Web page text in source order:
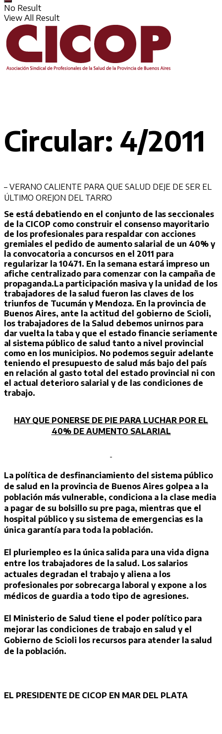
No Result
View All Result
Circular: 4/2011
– VERANO CALIENTE PARA QUE SALUD DEJE DE SER EL
ÚLTIMO OREJON DEL TARRO
Se está debatiendo en el conjunto de las seccionales
de la CICOP como construir el consenso mayoritario
de los profesionales para respaldar con acciones
gremiales el pedido de aumento salarial de un 40% y
la convocatoria a concursos en el 2011 para
regularizar la 10471. En la semana estará impreso un
afiche centralizado para comenzar con la campaña de
propaganda.La participación masiva y la unidad de los
trabajadores de la salud fueron las claves de los
triunfos de Tucumán y Mendoza. En la provincia de
Buenos Aires, ante la actitud del gobierno de Scioli,
los trabajadores de la Salud debemos unirnos para
dar vuelta la taba y que el estado financie seriamente
al sistema público de salud tanto a nivel provincial
como en los municipios. No podemos seguir adelante
teniendo el presupuesto de salud más bajo del país
en relación al gasto total del estado provincial ni con
el actual deterioro salarial y de las condiciones de
trabajo.
HAY QUE PONERSE DE PIE PARA LUCHAR POR EL
40% DE AUMENTO SALARIAL
La política de desfinanciamiento del sistema público
de salud en la provincia de Buenos Aires golpea a la
población más vulnerable, condiciona a la clase media
a pagar de su bolsillo su pre paga, mientras que el
hospital público y su sistema de emergencias es la
única garantía para toda la población.
El pluriempleo es la única salida para una vida digna
entre los trabajadores de la salud. Los salarios
actuales degradan el trabajo y aliena a los
profesionales por sobrecarga laboral y expone a los
médicos de guardia a todo tipo de agresiones.
El Ministerio de Salud tiene el poder político para
mejorar las condiciones de trabajo en salud y el
Gobierno de Scioli los recursos para atender la salud
de la población.
EL PRESIDENTE DE CICOP EN MAR DEL PLATA